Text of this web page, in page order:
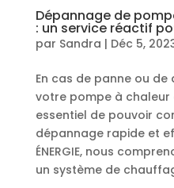
Dépannage de
: un service réactif
par Sandra | Déc 5,
En cas de panne ou
votre pompe à chaleur
essentiel de pouvoir
dépannage rapide et
ÉNERGIE, nous
un système de